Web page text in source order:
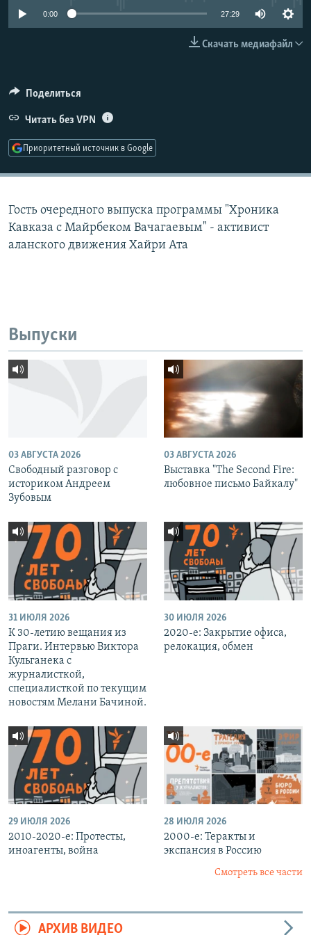
РАСПИСАНИЕ ВЕЩАНИЯ
0:00 27:29
Скачать медиафайл
Поделиться
Читать без VPN
Приоритетный источник в Google
Гость очередного выпуска программы "Хроника
Кавказа с Майрбеком Вачагаевым" - активист
аланского движения Хайри Ата
Выпуски
03 АВГУСТА 2026
Свободный разговор с
историком Андреем
Зубовым
03 АВГУСТА 2026
Выставка "The Second Fire:
любовное письмо Байкалу"
31 ИЮЛЯ 2026
К 30-летию вещания из
Праги. Интервью Виктора
Кульганека с
журналисткой,
специалисткой по текущим
новостям Мелани Бачиной.
30 ИЮЛЯ 2026
2020-е: Закрытие офиса,
релокация, обмен
29 ИЮЛЯ 2026
2010-2020-е: Протесты,
иноагенты, война
28 ИЮЛЯ 2026
2000-е: Теракты и
экспансия в Россию
Смотреть все части
АРХИВ ВИДЕО